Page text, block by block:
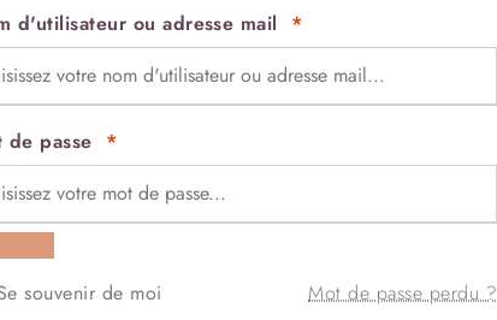
d'utilisateur ou adresse mail *
de passe *
souvenir de moi Mot de passe perdu ?